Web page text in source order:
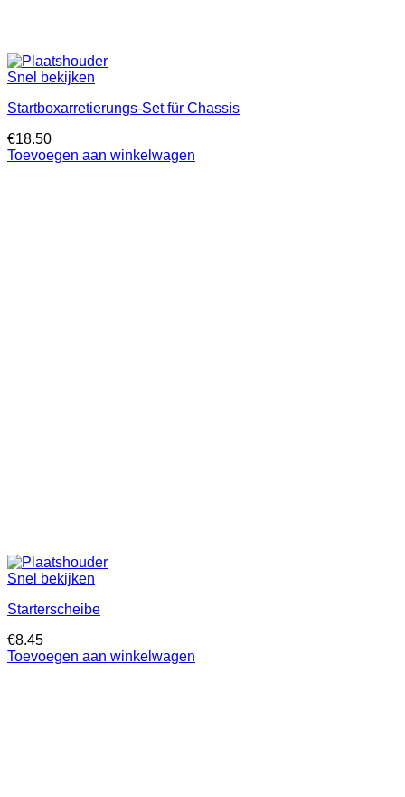
Snel bekijken
Startboxarretierungs-Set für Chassis
€18.50
Toevoegen aan winkelwagen
Snel bekijken
Starterscheibe
€8.45
Toevoegen aan winkelwagen